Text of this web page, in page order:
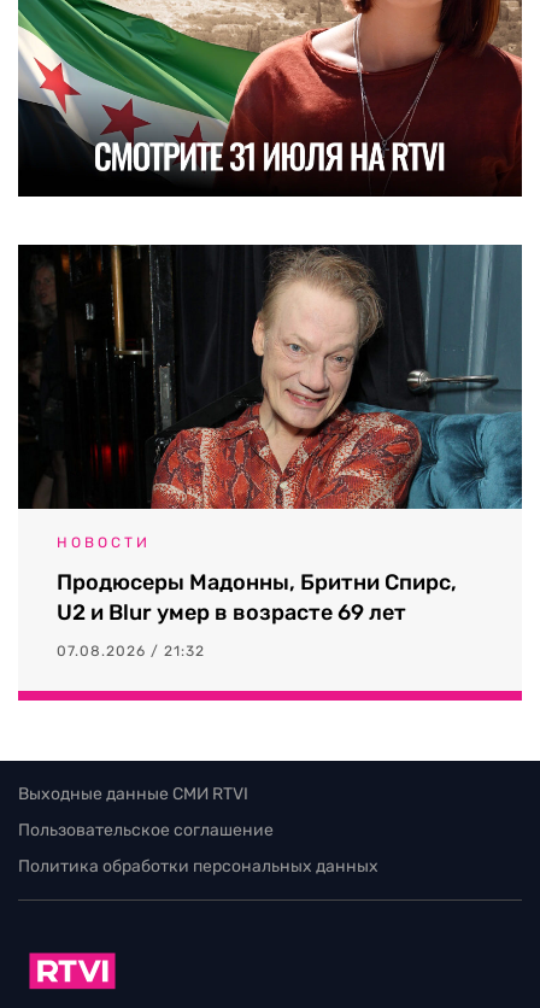
НОВОСТИ
Продюсеры Мадонны, Бритни Спирс,
U2 и Blur умер в возрасте 69 лет
07.08.2026 / 21:32
Выходные данные СМИ RTVI
Пользовательское соглашение
Политика обработки персональных данных